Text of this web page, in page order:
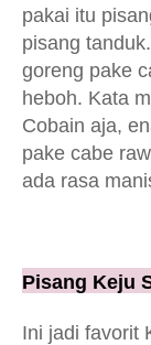
pakai itu
pisang
goreng pake
heboh. Kata
Cobain aja,
pake cabe
ada rasa
Pisang Keju
Ini jadi favorit